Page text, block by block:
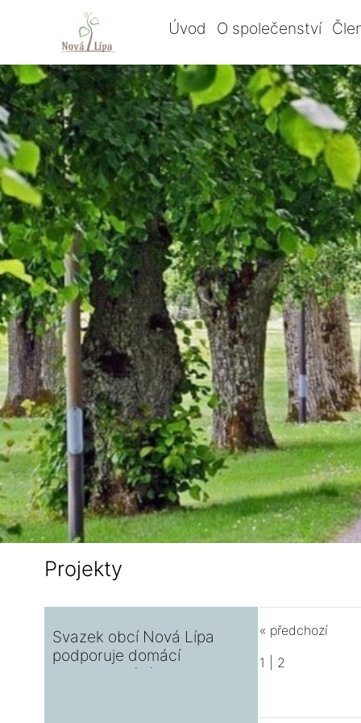
Úvod O společenství
Projekty
Svazek obcí Nová Lípa
podporuje domácí
kompostování
« předchozí
1
2